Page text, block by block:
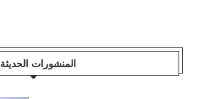
المنشورات الحديثة